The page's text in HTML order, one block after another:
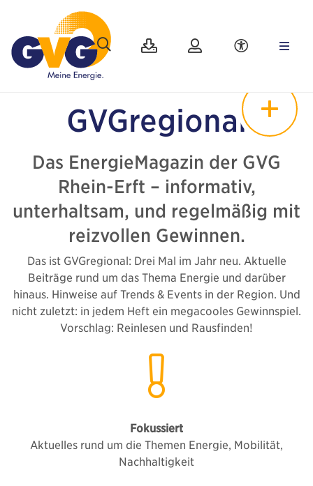
GVGregional
Das EnergieMagazin der GVG
Rhein-Erft – informativ,
unterhaltsam, und regelmäßig mit
reizvollen Gewinnen.
Das ist GVGregional: Drei Mal im Jahr neu. Aktuelle
Beiträge rund um das Thema Energie und darüber
hinaus. Hinweise auf Trends & Events in der Region. Und
nicht zuletzt: in jedem Heft ein megacooles Gewinnspiel.
Vorschlag: Reinlesen und Rausfinden!
Fokussiert
Aktuelles rund um die Themen Energie, Mobilität,
Nachhaltigkeit